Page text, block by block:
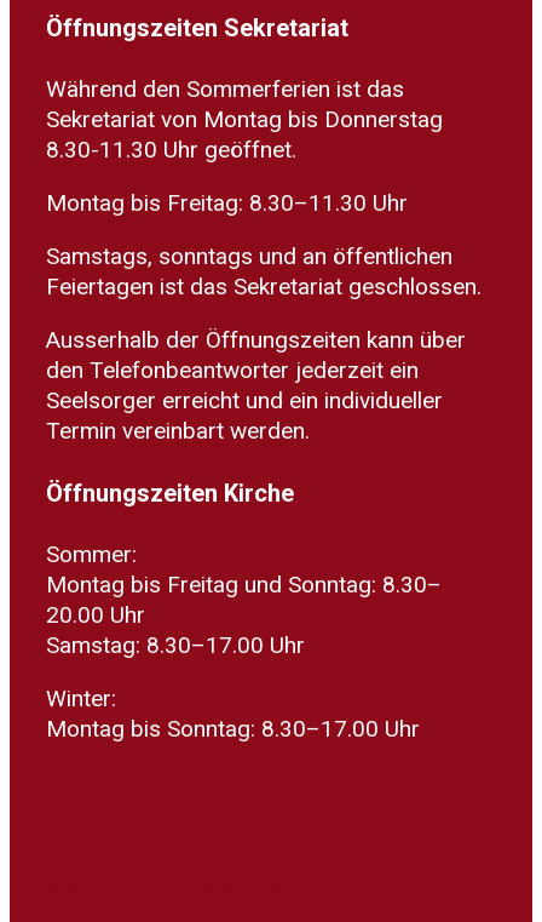
Öffnungszeiten Sekretariat
Während den Sommerferien ist das
Sekretariat von Montag bis Donnerstag
8.30-11.30 Uhr geöffnet.
Montag bis Freitag: 8.30–11.30 Uhr
Samstags, sonntags und an öffentlichen
Feiertagen ist das Sekretariat geschlossen.
Ausserhalb der Öffnungszeiten kann über
den Telefonbeantworter jederzeit ein
Seelsorger erreicht und ein individueller
Termin vereinbart werden.
Öffnungszeiten Kirche
Sommer:
Montag bis Freitag und Sonntag: 8.30–
20.00 Uhr
Samstag: 8.30–17.00 Uhr
Winter:
Montag bis Sonntag: 8.30–17.00 Uhr